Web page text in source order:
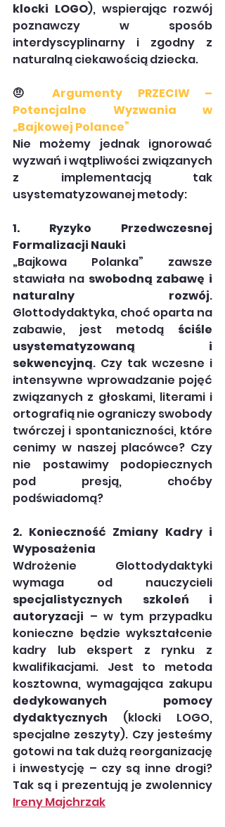
klocki LOGO), wspierając rozwój
poznawczy w sposób
interdyscyplinarny i zgodny z
naturalną ciekawością dziecka.
🤨 Argumenty PRZECIW –
Potencjalne Wyzwania w
„Bajkowej Polance”
Nie możemy jednak ignorować
wyzwań i wątpliwości związanych
z implementacją tak
usystematyzowanej metody:
1. Ryzyko Przedwczesnej
Formalizacji Nauki
„Bajkowa Polanka” zawsze
stawiała na swobodną zabawę i
naturalny rozwój.
Glottodydaktyka, choć oparta na
zabawie, jest metodą ściśle
usystematyzowaną i
sekwencyjną. Czy tak wczesne i
intensywne wprowadzanie pojęć
związanych z głoskami, literami i
ortografią nie ograniczy swobody
twórczej i spontaniczności, które
cenimy w naszej placówce? Czy
nie postawimy podopiecznych
pod presją, choćby
podświadomą?
2. Konieczność Zmiany Kadry i
Wyposażenia
Wdrożenie Glottodydaktyki
specjalistycznych szkoleń i
autoryzacji – w tym przypadku
konieczne będzie wykształcenie
kadry lub ekspert z rynku z
kwalifikacjami. Jest to metoda
dedykowanych pomocy
dydaktycznych (klocki LOGO,
specjalne zeszyty). Czy jesteśmy
gotowi na tak dużą reorganizację
i inwestycję – czy są inne drogi?
Ireny Majchrzak